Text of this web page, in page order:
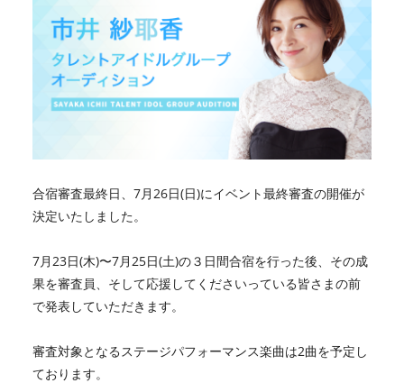
合宿審査最終日、7月26日(日)にイベント最終審査の開催が
決定いたしました。
7月23日(木)〜7月25日(土)の３日間合宿を行った後、その成
果を審査員、そして応援してくださいっている皆さまの前
で発表していただきます。
審査対象となるステージパフォーマンス楽曲は2曲を予定し
ております。